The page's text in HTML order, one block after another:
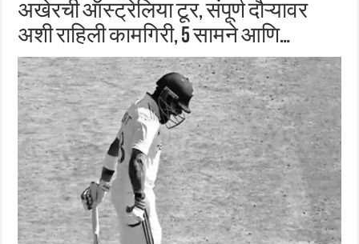
अखेरची ऑस्ट्रेलिया टूर, संपूर्ण दौऱ्यावर
अशी राहिली कामगिरी, 5 सामने आणि…